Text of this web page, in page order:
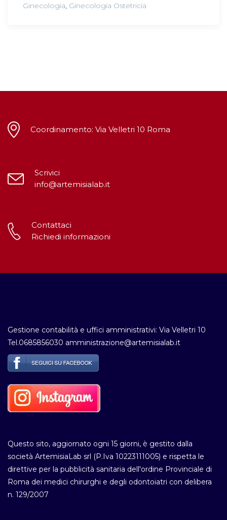
Ginecologia Ginecologia Ostetricia
Coordinamento: Via Velletri 10 Roma
Scrivici
info@artemisialab.it
Contattaci
Richiedi informazioni
Gestione contabilità e uffici amministrativi: Via Velletri 10
Tel.0685856030 amministrazione@artemisialab.it
Questo sito, aggiornato ogni 15 giorni, è gestito dalla
società ArtemisiaLab srl (P.Iva 10223111005) e rispetta le
direttive per la pubblicità sanitaria dell'ordine Provinciale di
Roma dei medici chirurghi e degli odontoiatri con delibera
n. 129/2007